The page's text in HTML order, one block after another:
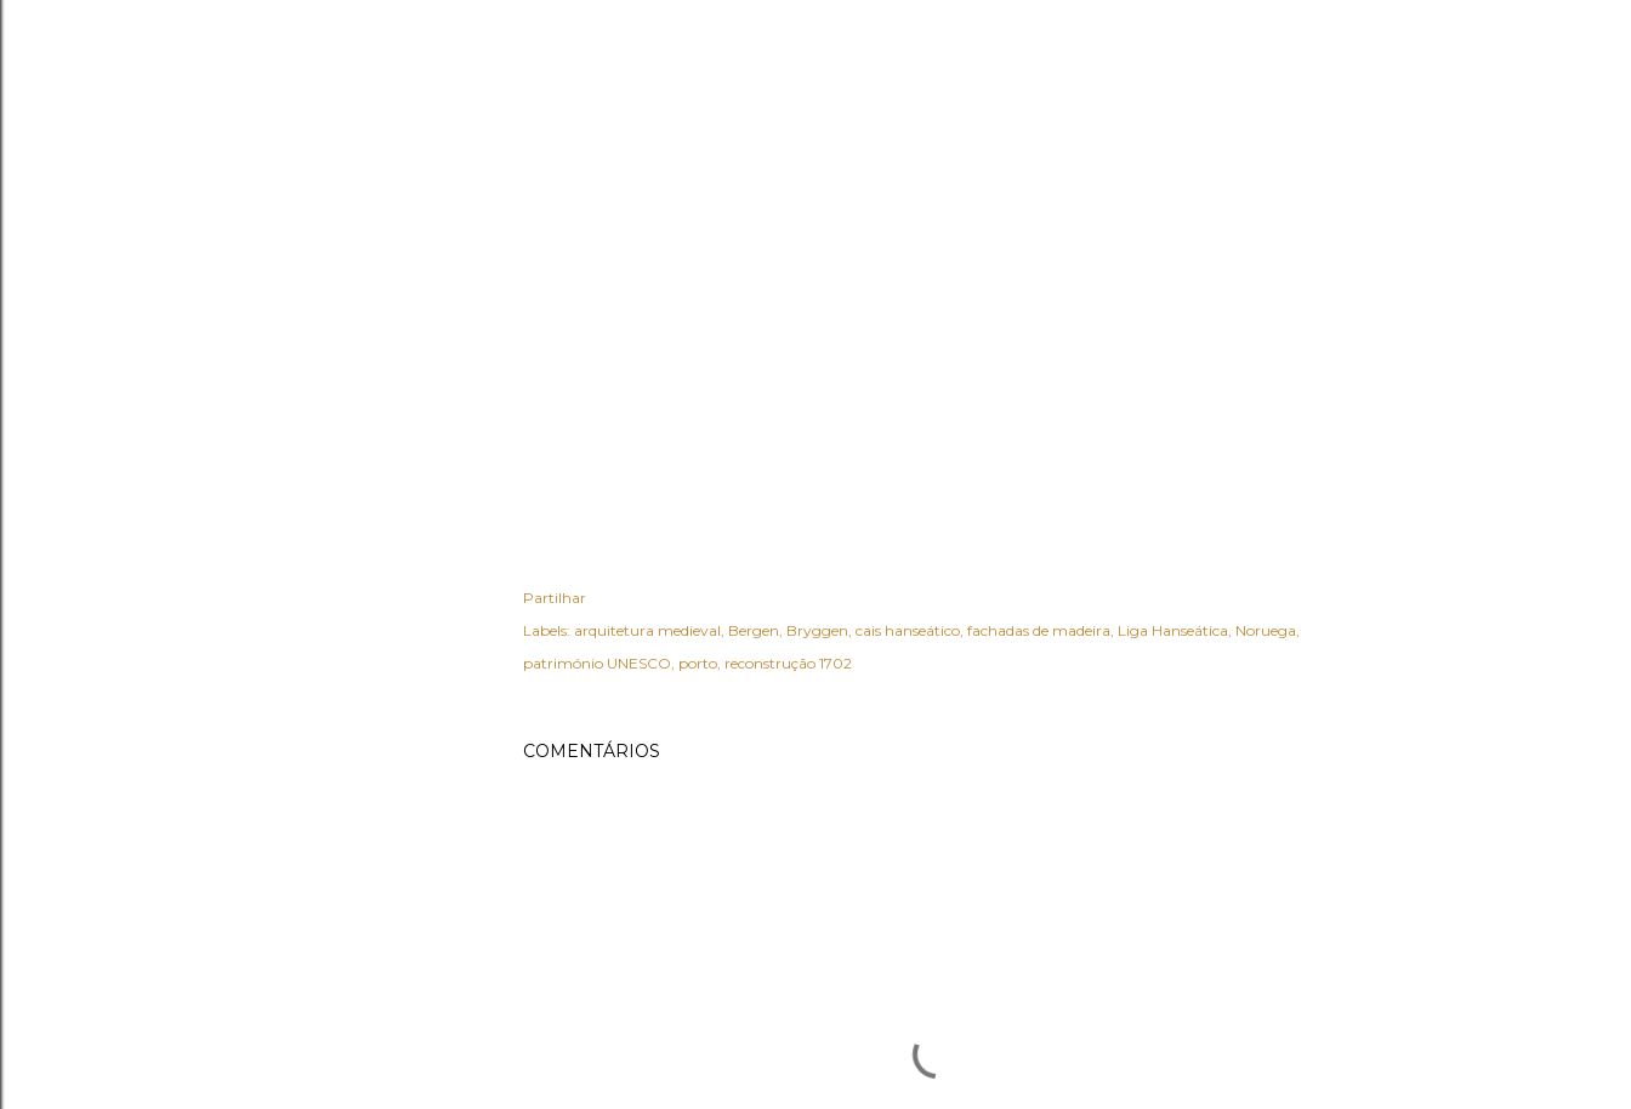
Partilhar
Labels: arquitetura medieval Bergen Bryggen cais hanseático fachadas de madeira Liga Hanseática Noruega
património UNESCO porto reconstrução 1702
COMENTÁRIOS